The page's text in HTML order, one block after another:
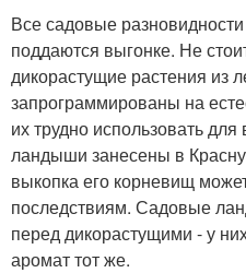
Все садовые
поддаются выгонке. Не
дикорастущие растения из
запрограммированы на
их трудно использовать
ландыши занесены в
выкопка его корневищ
последствиям. Садовые
перед дикорастущими - у
аромат тот же.